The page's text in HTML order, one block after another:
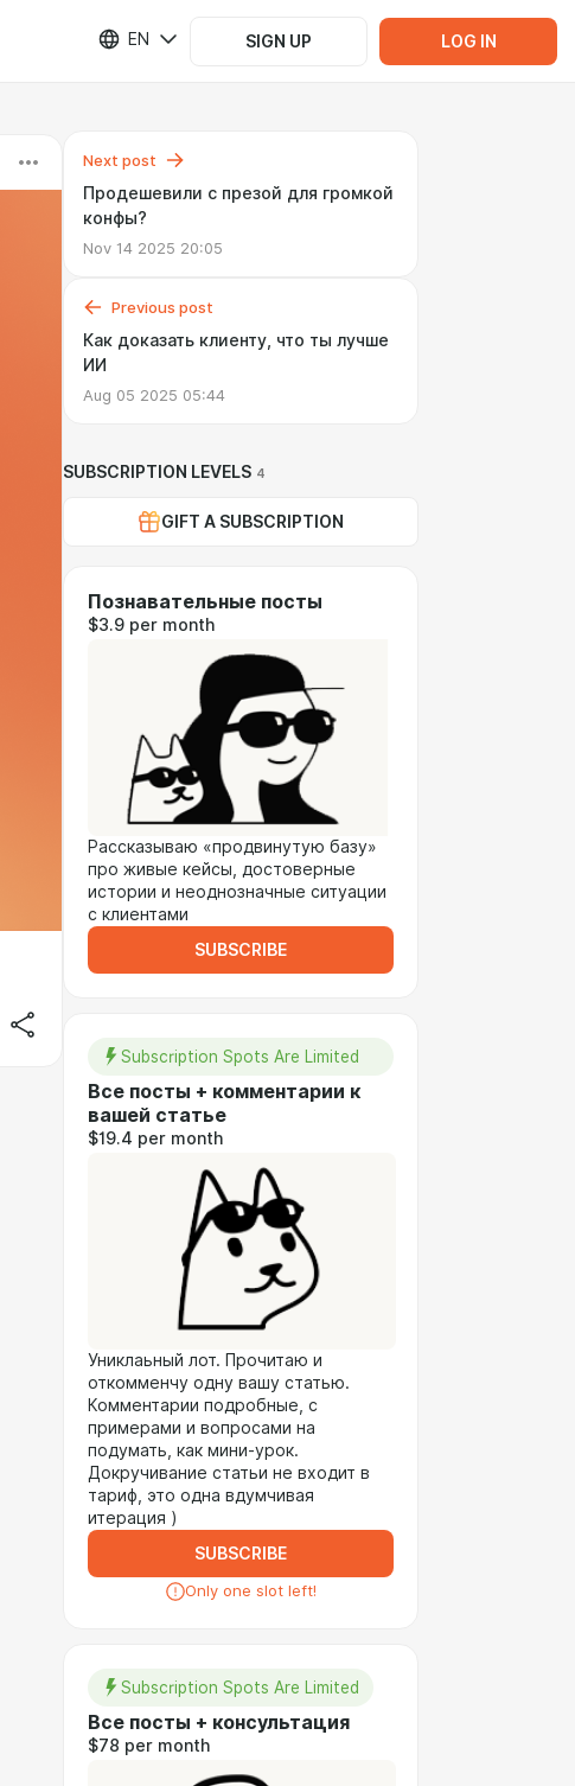
EN SIGN UP LOG IN
Next post
Продешевили с презой для громкой
конфы?
Nov 14 2025 20:05
Previous post
Как доказать клиенту, что ты лучше
ИИ
Aug 05 2025 05:44
SUBSCRIPTION LEVELS 4
GIFT A SUBSCRIPTION
Познавательные посты
$3.9 per month
Рассказываю «продвинутую базу»
про живые кейсы, достоверные
истории и неоднозначные ситуации
с клиентами
SUBSCRIBE
Subscription Spots Are Limited
Все посты + комментарии к
вашей статье
$19.4 per month
Униклаьный лот. Прочитаю и
откомменчу одну вашу статью.
Комментарии подробные, с
примерами и вопросами на
подумать, как мини-урок.
Докручивание статьи не входит в
тариф, это одна вдумчивая
итерация )
SUBSCRIBE
Only one slot left!
Subscription Spots Are Limited
Все посты + консультация
$78 per month